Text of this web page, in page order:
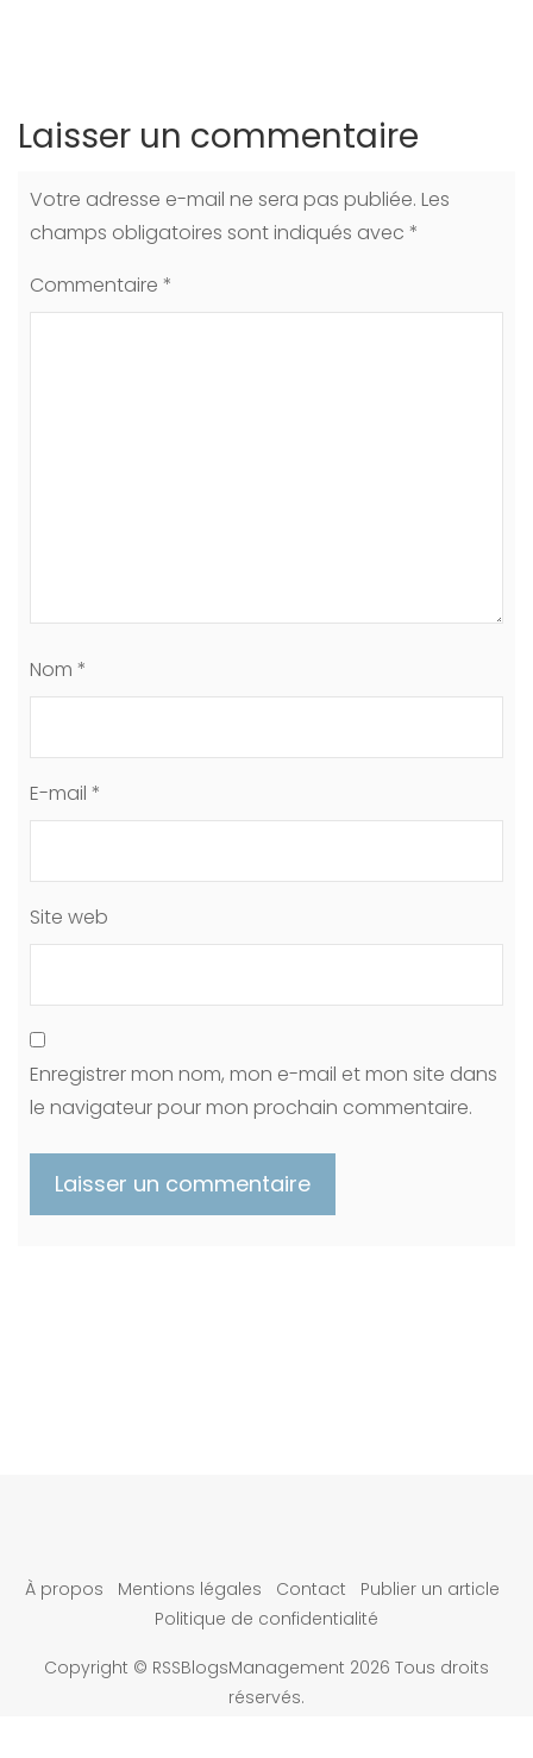
Laisser un commentaire
Votre adresse e-mail ne sera pas publiée. Les
champs obligatoires sont indiqués avec *
Commentaire *
Nom *
E-mail *
Site web
Enregistrer mon nom, mon e-mail et mon site dans
le navigateur pour mon prochain commentaire.
À propos Mentions légales Contact
Publier un article
Politique de confidentialité
Copyright © RSSBlogsManagement 2026 Tous droits
réservés.